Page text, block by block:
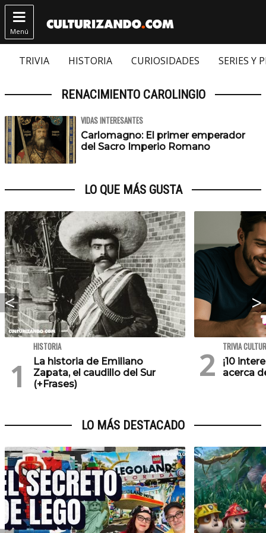

Menú
TRIVIA HISTORIA CURIOSIDADES SERIES Y
RENACIMIENTO CAROLINGIO
VIDAS INTERESANTES
Carlomagno: El primer emperador
del Sacro Imperio Romano
LO QUE MÁS GUSTA
HISTORIA
La historia de Emiliano
Zapata, el caudillo del Sur
(+Frases)
TRIVIA
¡10
acerca
LO MÁS DESTACADO